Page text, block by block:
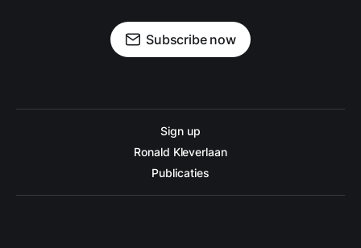
Subscribe now
Sign up
Ronald Kleverlaan
Publicaties